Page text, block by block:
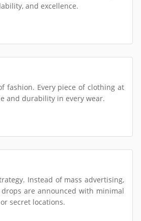
and excellence.
fashion. Every piece of clothing at
and durability in every wear.
Instead of mass advertising,
drops are announced with minimal
secret locations.